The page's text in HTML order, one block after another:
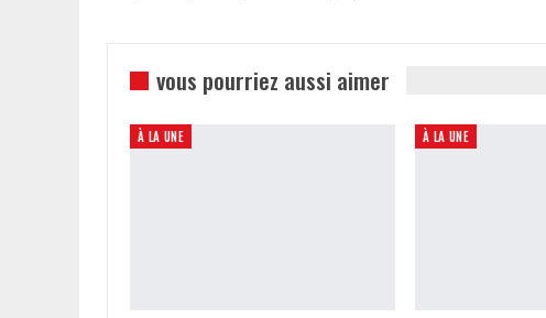
vous pourriez aussi aimer
À LA UNE À LA UNE